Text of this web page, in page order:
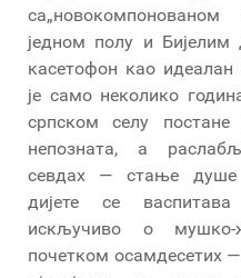
једном полу и
касетофон као идеалан
је само неколико
српском селу постане
непозната, а
севдах — стање душе
дијете се
искључиво о мушко-
почетком осамдесетих